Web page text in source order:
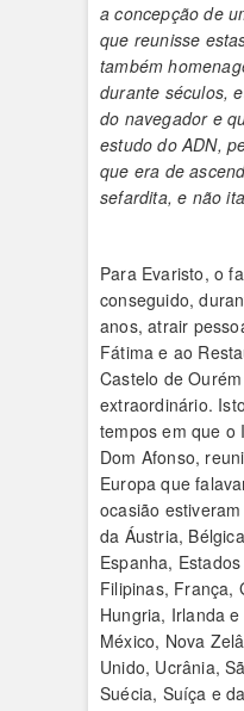
a concepção de
que reunisse
também
durante séculos,
do navegador e
estudo do ADN,
que era de
sefardita, e não
Para Evaristo, o
conseguido,
anos, atrair
Fátima e ao
Castelo de
extraordinário.
tempos em que o
Dom Afonso,
Europa que
ocasião
da Áustria,
Espanha,
Filipinas, França,
Hungria, Irlanda
México, Nova
Unido, Ucrânia,
Suécia, Suíça e